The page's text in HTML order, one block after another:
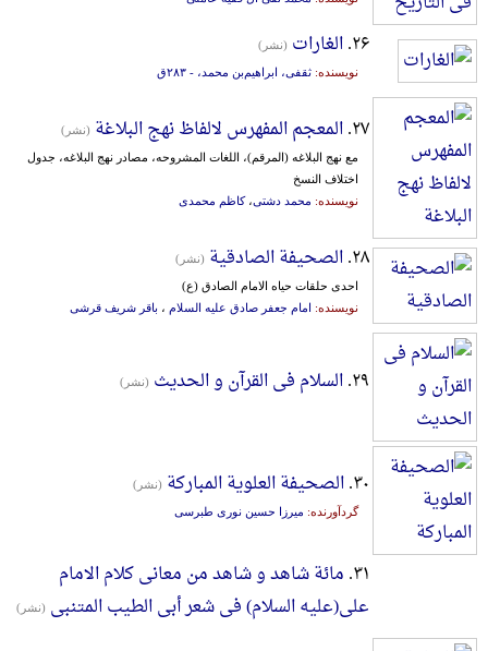
۲۶. الغارات (نشر)
نویسنده: ثقفی‌، ‌ابر‌ا‌هیم‌بن‌ محمد، - ۲۸۳ق‌
۲۷. المعجم المفهرس لالفاظ نهج البلاغة (نشر)
مع‌ نهج‌ ‌البلا‌غه‌ (‌المرقم‌)، ‌اللغات‌ ‌المشروحه،‌ مصادر نهج‌ ‌البلا‌غه،‌ جدول‌
‌اختلاف‌ ‌النسخ‌
نویسنده: محمد دشتی،کاظم محمدی
۲۸. الصحیفة الصادقیة (نشر)
احدی حلقات حیاه الامام الصادق (ع)
نویسنده: امام جعفر صادق علیه السلام ، باقر شریف قرشی
۲۹. السلام فی القرآن و الحدیث (نشر)
۳۰. ‌الصحیفة‌ ‌العلویة المبارکة‌ (نشر)
گردآورنده: میرزا حسین نوری طبرسی
۳۱. مائة شاهد و شاهد من معانی کلام الامام
علی(علیه السلام) فی شعر أبی الطیب المتنبی (نشر)